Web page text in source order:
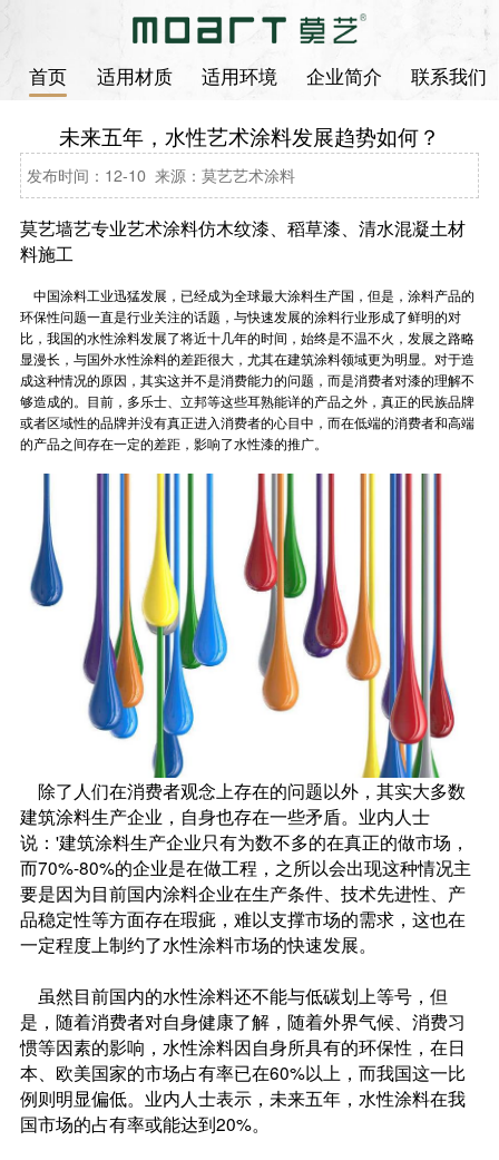
首页 适用材质 适用环境 企业简介 联系我们
未来五年，水性艺术涂料发展趋势如何？
发布时间：12-10 来源：莫艺艺术涂料
莫艺墙艺专业艺术涂料仿木纹漆 稻草漆 清水混凝土材
料施工
中国涂料工业迅猛发展，已经成为全球最大涂料生产国，但是，涂料产品的
环保性问题一直是行业关注的话题，与快速发展的涂料行业形成了鲜明的对
比，我国的水性涂料发展了将近十几年的时间，始终是不温不火，发展之路略
显漫长，与国外水性涂料的差距很大，尤其在建筑涂料领域更为明显。对于造
成这种情况的原因，其实这并不是消费能力的问题，而是消费者对漆的理解不
够造成的。目前，多乐士、立邦等这些耳熟能详的产品之外，真正的民族品牌
或者区域性的品牌并没有真正进入消费者的心目中，而在低端的消费者和高端
的产品之间存在一定的差距，影响了水性漆的推广。
除了人们在消费者观念上存在的问题以外，其实大多数
建筑涂料生产企业，自身也存在一些矛盾。业内人士
说：'建筑涂料生产企业只有为数不多的在真正的做市场，
而70%-80%的企业是在做工程，之所以会出现这种情况主
要是因为目前国内涂料企业在生产条件、技术先进性、产
品稳定性等方面存在瑕疵，难以支撑市场的需求，这也在
一定程度上制约了水性涂料市场的快速发展。
虽然目前国内的水性涂料还不能与低碳划上等号，但
是，随着消费者对自身健康了解，随着外界气候、消费习
惯等因素的影响，水性涂料因自身所具有的环保性，在日
本、欧美国家的市场占有率已在60%以上，而我国这一比
例则明显偏低。业内人士表示，未来五年，水性涂料在我
国市场的占有率或能达到20%。